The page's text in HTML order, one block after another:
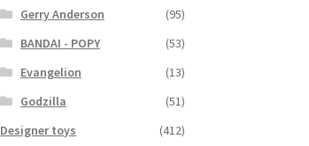
Gerry Anderson
(95)
BANDAI - POPY
(53)
Evangelion
(13)
Godzilla
(51)
Designer toys
(412)